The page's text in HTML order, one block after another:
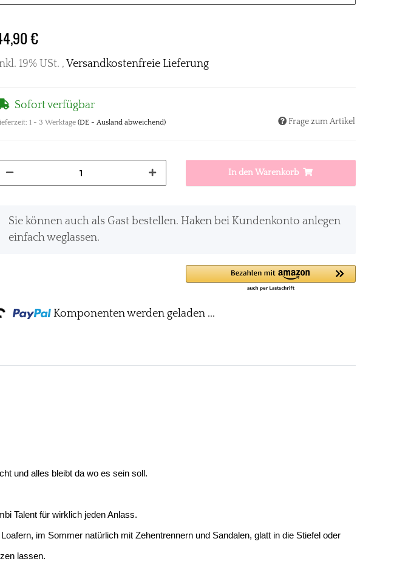
€
19% USt. , Versandkostenfreie Lieferung
Sofort verfügbar
1 - 3 Werktage (DE - Ausland abweichend) Frage zum Artikel
In den Warenkorb
Sie können auch als Gast bestellen. Haken bei Kundenkonto anlegen
einfach weglassen.
Komponenten werden geladen ...
und alles bleibt da wo es sein soll.
Talent für wirklich jeden Anlass.
im Sommer natürlich mit Zehentrennern und Sandalen, glatt in die Stiefel oder
lassen.